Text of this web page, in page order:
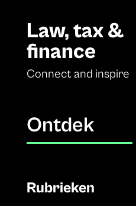
Law, tax &
finance
Connect and inspire
Ontdek
Rubrieken